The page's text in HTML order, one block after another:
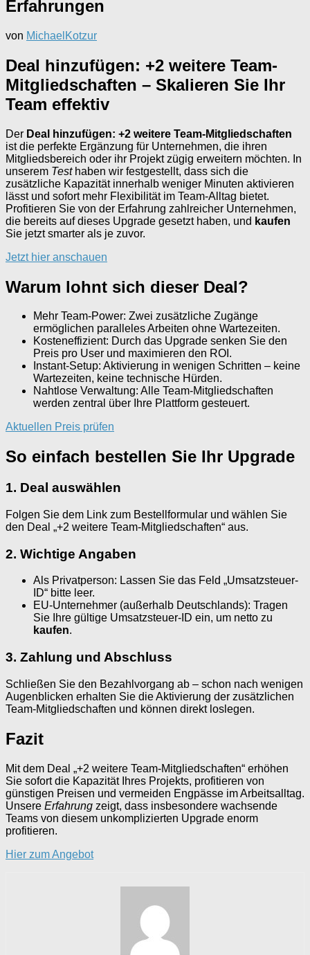
Erfahrungen
von MichaelKotzur
Deal hinzufügen: +2 weitere Team-
Mitgliedschaften – Skalieren Sie Ihr
Team effektiv
Der Deal hinzufügen: +2 weitere Team-Mitgliedschaften
ist die perfekte Ergänzung für Unternehmen, die ihren
Mitgliedsbereich oder ihr Projekt zügig erweitern möchten. In
unserem Testhaben wir festgestellt, dass sich die
zusätzliche Kapazität innerhalb weniger Minuten aktivieren
lässt und sofort mehr Flexibilität im Team-Alltag bietet.
Profitieren Sie von der Erfahrung zahlreicher Unternehmen,
die bereits auf dieses Upgrade gesetzt haben, und kaufen
Sie jetzt smarter als je zuvor.
Jetzt hier anschauen
Warum lohnt sich dieser Deal?
Mehr Team-Power: Zwei zusätzliche Zugänge
ermöglichen paralleles Arbeiten ohne Wartezeiten.
Kosteneffizient: Durch das Upgrade senken Sie den
Preis pro User und maximieren den ROI.
Instant-Setup: Aktivierung in wenigen Schritten – keine
Wartezeiten, keine technische Hürden.
Nahtlose Verwaltung: Alle Team-Mitgliedschaften
werden zentral über Ihre Plattform gesteuert.
Aktuellen Preis prüfen
So einfach bestellen Sie Ihr Upgrade
1. Deal auswählen
Folgen Sie dem Link zum Bestellformular und wählen Sie
den Deal „+2 weitere Team-Mitgliedschaften“ aus.
2. Wichtige Angaben
Als Privatperson: Lassen Sie das Feld „Umsatzsteuer-
ID“ bitte leer.
EU-Unternehmer (außerhalb Deutschlands): Tragen
Sie Ihre gültige Umsatzsteuer-ID ein, um netto zu
kaufen.
3. Zahlung und Abschluss
Schließen Sie den Bezahlvorgang ab – schon nach wenigen
Augenblicken erhalten Sie die Aktivierung der zusätzlichen
Team-Mitgliedschaften und können direkt loslegen.
Fazit
Mit dem Deal „+2 weitere Team-Mitgliedschaften“ erhöhen
Sie sofort die Kapazität Ihres Projekts, profitieren von
günstigen Preisen und vermeiden Engpässe im Arbeitsalltag.
Unsere Erfahrung zeigt, dass insbesondere wachsende
Teams von diesem unkomplizierten Upgrade enorm
profitieren.
Hier zum Angebot